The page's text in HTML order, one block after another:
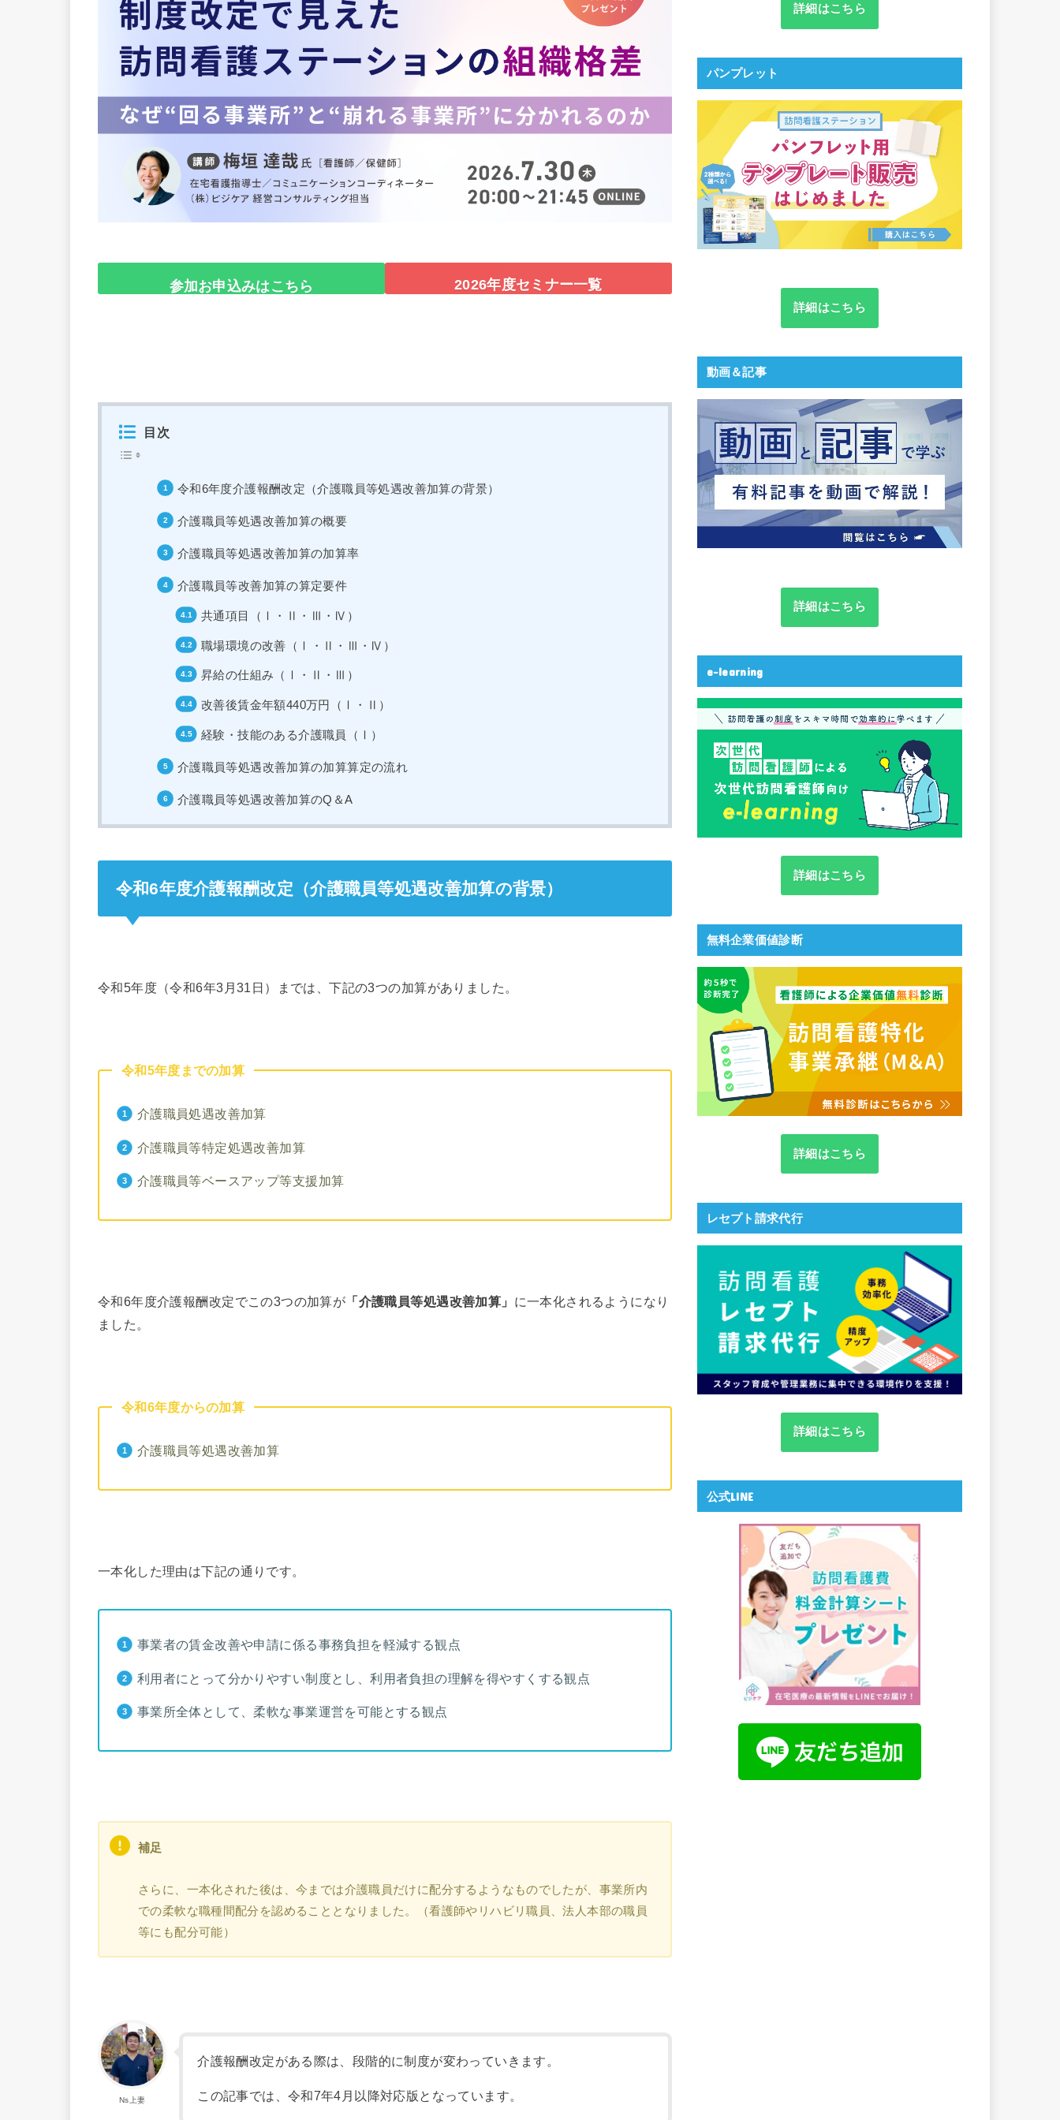
参加お申込みはこちら 2026年度セミナー一覧
目次
令和6年度介護報酬改定（介護職員等処遇改善加算の背景）
介護職員等処遇改善加算の概要
介護職員等処遇改善加算の加算率
介護職員等改善加算の算定要件
共通項目（Ⅰ・Ⅱ・Ⅲ・Ⅳ）
職場環境の改善（Ⅰ・Ⅱ・Ⅲ・Ⅳ）
昇給の仕組み（Ⅰ・Ⅱ・Ⅲ）
改善後賃金年額440万円（Ⅰ・Ⅱ）
経験・技能のある介護職員（Ⅰ）
介護職員等処遇改善加算の加算算定の流れ
介護職員等処遇改善加算のQ＆A
令和6年度介護報酬改定（介護職員等処遇改善加算の背景）
令和5年度（令和6年3月31日）までは、下記の3つの加算がありました。
令和5年度までの加算
介護職員処遇改善加算
介護職員等特定処遇改善加算
介護職員等ベースアップ等支援加算
令和6年度介護報酬改定でこの3つの加算が 「介護職員等処遇改善加算」 に一本化されるようになり
ました。
令和6年度からの加算
介護職員等処遇改善加算
一本化した理由は下記の通りです。
事業者の賃金改善や申請に係る事務負担を軽減する観点
利用者にとって分かりやすい制度とし、利用者負担の理解を得やすくする観点
事業所全体として、柔軟な事業運営を可能とする観点
補足
さらに、一本化された後は、今までは介護職員だけに配分するようなものでしたが、事業所内
での柔軟な職種間配分を認めることとなりました。（看護師やリハビリ職員、法人本部の職員
等にも配分可能）
Ns上妻
介護報酬改定がある際は、段階的に制度が変わっていきます。
この記事では、令和7年4月以降対応版となっています。
詳細はこちら
パンプレット
詳細はこちら
動画＆記事
詳細はこちら
e-learning
詳細はこちら
無料企業価値診断
詳細はこちら
レセプト請求代行
詳細はこちら
公式LINE